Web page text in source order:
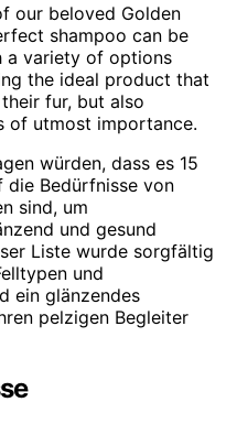
our beloved Golden
shampoo can be
a variety of options
the ideal product that
fur, but also
of utmost importance.
würden, dass es 15
die Bedürfnisse von
sind, um
und gesund
Liste wurde sorgfältig
und
ein glänzendes
pelzigen Begleiter